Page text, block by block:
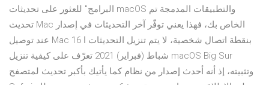
البرامج" للعثور على تحديثات macOS والتطبيقات المدمجة تم
تحديث Mac الخاص بك، فهذا يعني توفّر آخر التحديثات في إصدار
عند توصيل Mac بنقطة اتصال شخصية، لا يتم تنزيل التحديثات ا 16
شباط (فبراير) 2021 تعرّف على كيفية تنزيل macOS Big Sur
وتثبيته، إذ أنه أحدث إصدار من نظام كما يأتيك بأكبر تحديث لمتصفح